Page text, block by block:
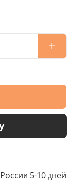
5-10 дней